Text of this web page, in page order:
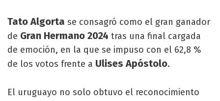
Tato Algorta se consagró como el gran ganador
de Gran Hermano 2024 tras una final cargada
de emoción, en la que se impuso con el 62,8 %
de los votos frente a Ulises Apóstolo.
El uruguayo no solo obtuvo el reconocimiento